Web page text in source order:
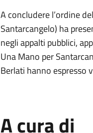
A concludere l’ordine
Santarcangelo) ha
negli appalti pubblici,
Una Mano per
Berlati hanno espresso
A cura di